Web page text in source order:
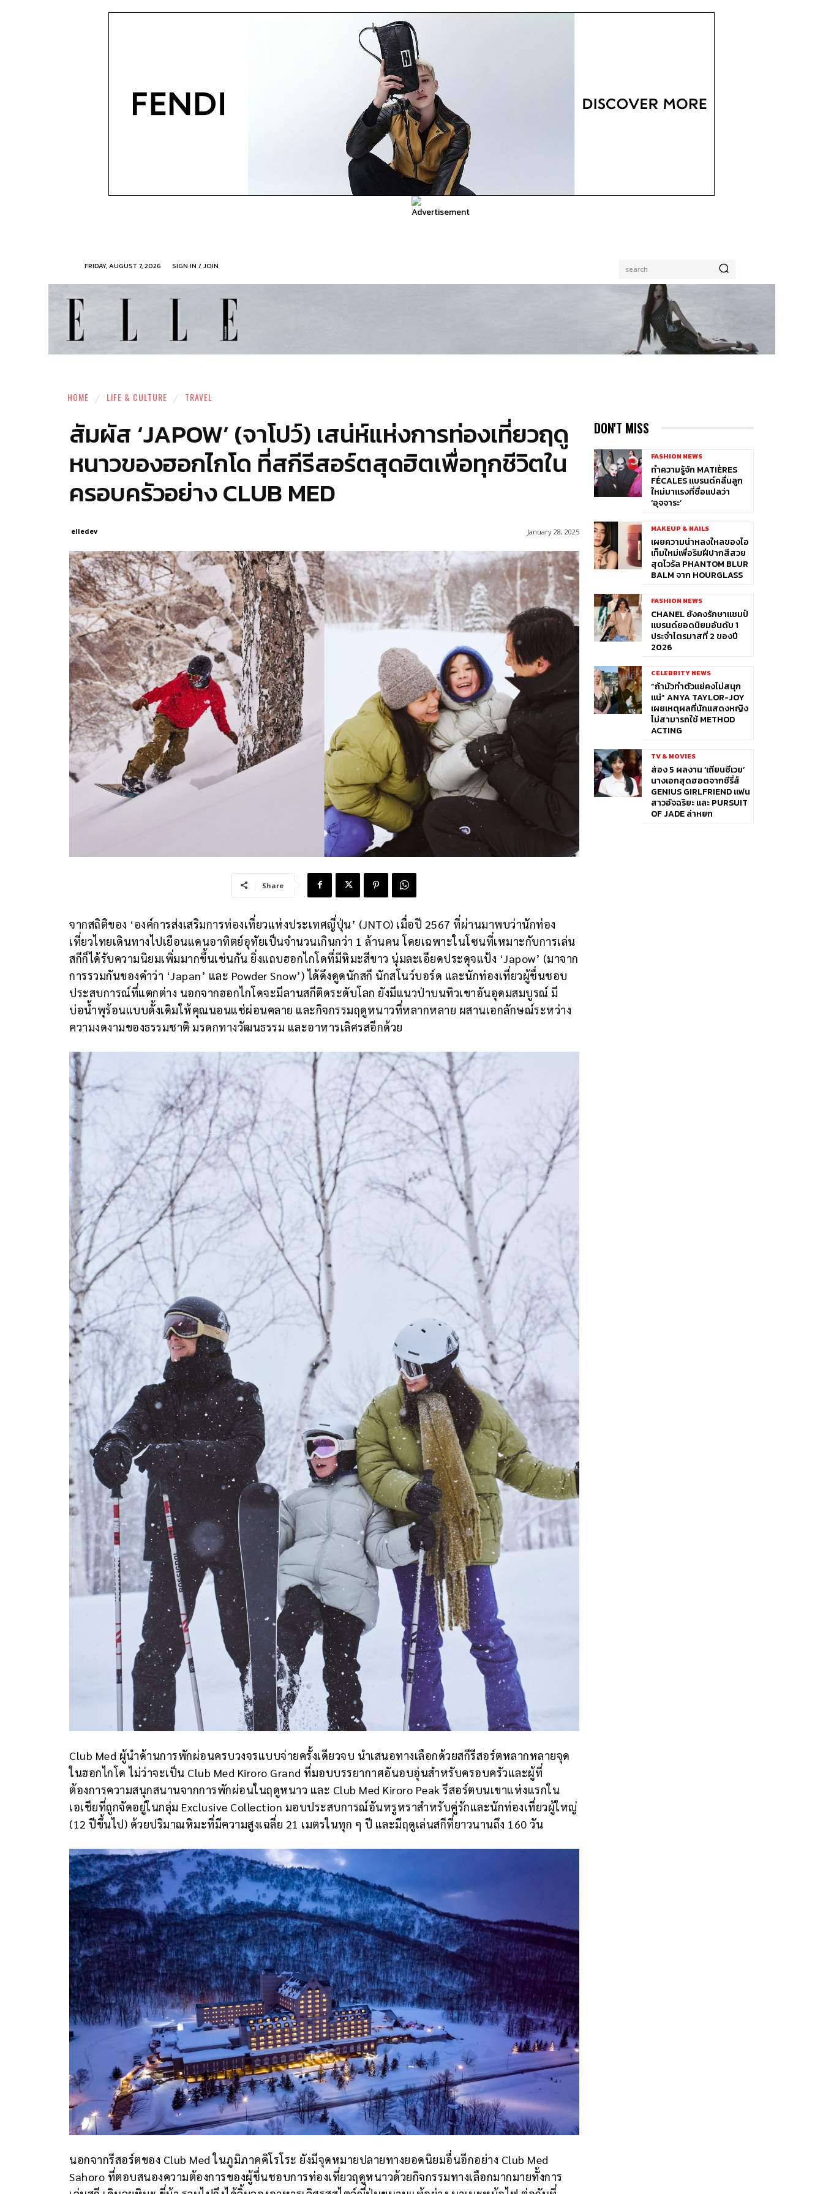
FRIDAY, AUGUST 7, 2026 search
SIGN IN / JOIN
HOME LIFE & CULTURE TRAVEL
สัมผัส ‘JAPOW’ (จาโปว์) เสน่ห์แห่งการท่องเที่ยวฤดู
หนาวของฮอกไกโด ที่สกีรีสอร์ตสุดฮิตเพื่อทุกชีวิตใน
ครอบครัวอย่าง CLUB MED
January 28, 2025
elledev
Share
จากสถิติของ ‘องค์การส่งเสริมการท่องเที่ยวแห่งประเทศญี่ปุ่น’ (JNTO) เมื่อปี 2567 ที่ผ่านมาพบว่านักท่อง
เที่ยวไทยเดินทางไปเยือนแดนอาทิตย์อุทัยเป็นจำนวนเกินกว่า 1 ล้านคน โดยเฉพาะในโซนที่เหมาะกับการเล่น
สกีก็ได้รับความนิยมเพิ่มมากขึ้นเช่นกัน ยิ่งแถบฮอกไกโดที่มีหิมะสีขาว นุ่มละเอียดประดุจแป้ง ‘Japow’ (มาจาก
การรวมกันของคำว่า ‘Japan’ และ Powder Snow’) ได้ดึงดูดนักสกี นักสโนว์บอร์ด และนักท่องเที่ยวผู้ชื่นชอบ
ประสบการณ์ที่แตกต่าง นอกจากฮอกไกโดจะมีลานสกีติดระดับโลก ยังมีแนวป่าบนทิวเขาอันอุดมสมบูรณ์ มี
บ่อน้ำพุร้อนแบบดั้งเดิมให้คุณนอนแช่ผ่อนคลาย และกิจกรรมฤดูหนาวที่หลากหลาย ผสานเอกลักษณ์ระหว่าง
ความงดงามของธรรมชาติ มรดกทางวัฒนธรรม และอาหารเลิศรสอีกด้วย
Club Med ผู้นำด้านการพักผ่อนครบวงจรแบบจ่ายครั้งเดียวจบ นำเสนอทางเลือกด้วยสกีรีสอร์ตหลากหลายจุด
ในฮอกไกโด ไม่ว่าจะเป็น Club Med Kiroro Grand ที่มอบบรรยากาศอันอบอุ่นสำหรับครอบครัวและผู้ที่
ต้องการความสนุกสนานจากการพักผ่อนในฤดูหนาว และ Club Med Kiroro Peak รีสอร์ตบนเขาแห่งแรกใน
เอเชียที่ถูกจัดอยู่ในกลุ่ม Exclusive Collection มอบประสบการณ์อันหรูหราสำหรับคู่รักและนักท่องเที่ยวผู้ใหญ่
(12 ปีขึ้นไป) ด้วยปริมาณหิมะที่มีความสูงเฉลี่ย 21 เมตรในทุก ๆ ปี และมีฤดูเล่นสกีที่ยาวนานถึง 160 วัน
นอกจากรีสอร์ตของ Club Med ในภูมิภาคคิโรโระ ยังมีจุดหมายปลายทางยอดนิยมอื่นอีกอย่าง Club Med
Sahoro ที่ตอบสนองความต้องการของผู้ชื่นชอบการท่องเที่ยวฤดูหนาวด้วยกิจกรรมทางเลือกมากมายทั้งการ
DON'T MISS
FASHION NEWS
ทำความรู้จัก MATIÈRES
FÉCALES แบรนด์คลื่นลูก
ใหม่มาแรงที่ชื่อแปลว่า
‘อุจจาระ’
MAKEUP & NAILS
เผยความน่าหลงใหลของไอ
เท็มใหม่เพื่อริมฝีปากสีสวย
สุดไวรัล PHANTOM BLUR
BALM จาก HOURGLASS
FASHION NEWS
CHANEL ยังคงรักษาแชมป์
แบรนด์ยอดนิยมอันดับ 1
ประจำไตรมาสที่ 2 ของปี
2026
CELEBRITY NEWS
“ถ้ามัวทำตัวแย่คงไม่สนุก
แน่” ANYA TAYLOR-JOY
เผยเหตุผลที่นักแสดงหญิง
ไม่สามารถใช้ METHOD
ACTING
TV & MOVIES
ส่อง 5 ผลงาน ‘เถียนซีเวย’
นางเอกสุดฮอตจากซีรี่ส์
GENIUS GIRLFRIEND แฟน
สาวอัจฉริยะ และ PURSUIT
OF JADE ล่าหยก